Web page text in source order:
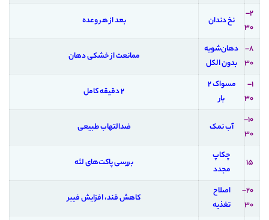
۲–
۳۰
نخ دندان بعد از هر وعده
۸–
۳۰
دهان‌شویه
بدون الکل
ممانعت از خشکی دهان
۱–
۳۰
مسواک ۲
بار
۲ دقیقه کامل
۱۰–
۳۰
آب نمک ضدالتهاب طبیعی
۱۵
چکاپ
مجدد
بررسی پاکت‌های لثه
۲۰–
۳۰
اصلاح
تغذیه
کاهش قند، افزایش فیبر